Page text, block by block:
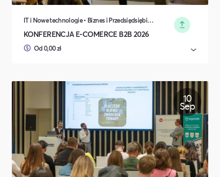
IT i Nowe technologie • Biznes i Przedsiędsiębiorczość
KONFERENCJA E-COMERCE B2B 2026
Od 0,00 zł
10
Sep